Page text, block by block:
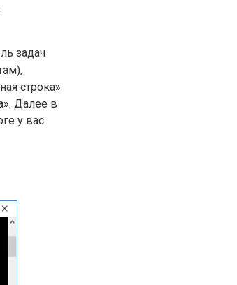
задач
строка»
Далее в
у вас